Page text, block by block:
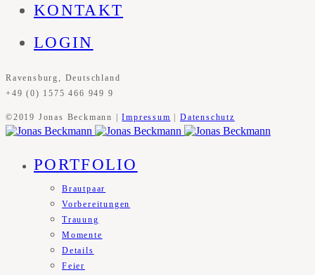
KONTAKT
LOGIN
Ravensburg, Deutschland
+49 (0) 1575 466 949 9
©2019 Jonas Beckmann |Impressum |Datenschutz
PORTFOLIO
Brautpaar
Vorbereitungen
Trauung
Momente
Details
Feier